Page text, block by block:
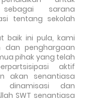
sarana
tentang sekolah
baik ini pula, kami
dan penghargaan
pihak yang telah
aktif
akan senantiasa
dinamisasi dan
SWT senantiasa